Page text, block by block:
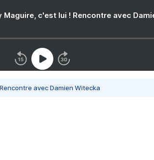
c'est lui ! Rencontre avec
avec Damien Witecka